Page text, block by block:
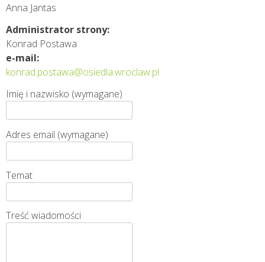
Anna Jantas
Administrator strony:
Konrad Postawa
e-mail:
konrad.postawa@osiedla.wroclaw.pl
Imię i nazwisko (wymagane)
Adres email (wymagane)
Temat
Treść wiadomości